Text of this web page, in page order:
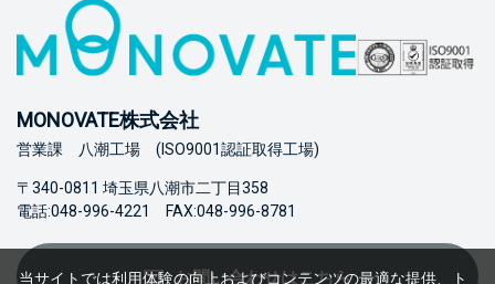
MONOVATE株式会社
営業課 八潮工場 (ISO9001認証取得工場)
〒340-0811 埼玉県八潮市二丁目358
電話:048-996-4221 FAX:048-996-8781
お問い合わせはこちら
当サイトでは利用体験の向上およびコンテンツの最適な提供、ト